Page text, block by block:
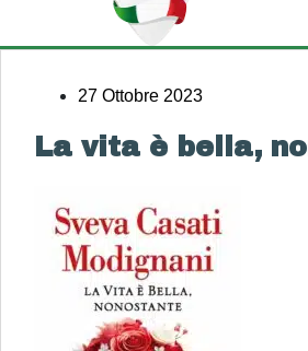
27 Ottobre 2023
La vita è bella,